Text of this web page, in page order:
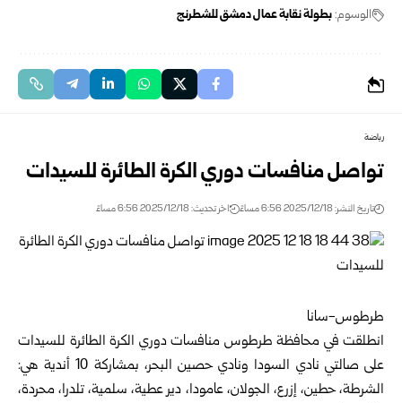
الوسوم:بطولة نقابة عمال دمشق للشطرنج
رياضة
تواصل منافسات دوري الكرة الطائرة للسيدات
تاريخ النشر: 2025/12/18 6:56 مساءً اخر تحديث: 2025/12/18 6:56 مساءً
طرطوس-سانا
انطلقت في محافظة طرطوس منافسات دوري الكرة الطائرة للسيدات
على صالتي نادي السودا ونادي حصين البحر، بمشاركة 10 أندية هي:
الشرطة، حطين، إزرع، الجولان، عامودا، دير عطية، سلمية، تلدرا، محردة،